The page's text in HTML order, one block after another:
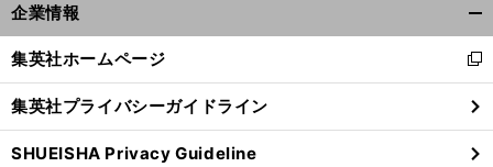
企業情報
閉
る
集英社ホームページ
新
し
い
ウ
ィ
集英社プライバシーガイドライン
SHUEISHA Privacy Guideline